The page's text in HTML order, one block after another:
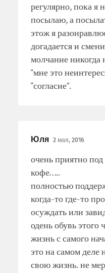
регулярно, пока я
посылаю, а
этож я
догадается и
молчание никогда
“мне это
“согласие”.
Юля 2 мая, 2016
очень приятно
кофе…..
полностью
когда-то где-то
осуждать или
одень обувь этого
жизнь с самого
это на самом деле
свою жизнь. не